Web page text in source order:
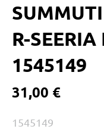
R-
1545149
31,00 €
1545149